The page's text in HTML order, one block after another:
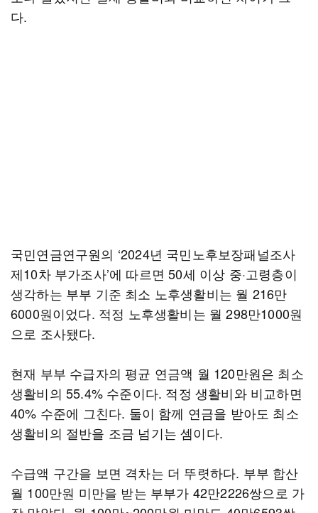
다.
국민연금연구원의 ‘2024년 국민노후보장패널조사
제10차 부가조사’에 따르면 50세 이상 중·고령층이
생각하는 부부 기준 최소 노후생활비는 월 216만
6000원이었다. 적정 노후생활비는 월 298만1000원
으로 조사됐다.
현재 부부 수급자의 평균 연금액 월 120만원은 최소
생활비의 55.4% 수준이다. 적정 생활비와 비교하면
40% 수준에 그친다. 둘이 함께 연금을 받아도 최소
생활비의 절반을 조금 넘기는 셈이다.
수급액 구간을 보면 격차는 더 뚜렷하다. 부부 합산
월 100만원 미만을 받는 부부가 42만2226쌍으로 가